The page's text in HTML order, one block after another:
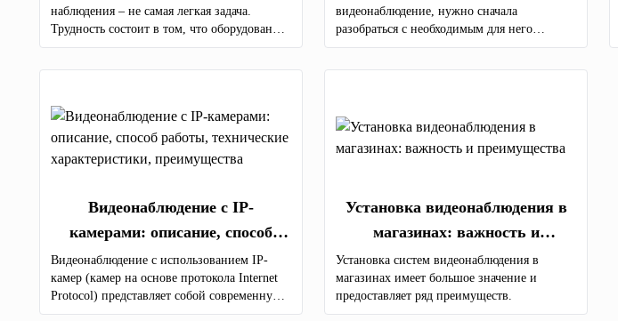
наблюдения – не самая легкая задача.
Трудность состоит в том, что оборудование,
передающее высокое качество изображения,
видеонаблюдение, нужно сначала
разобраться с необходимым для него
оборудованием. Комплектация систем
Видеонаблюдение с IP-
камерами: описание, способ
работы, технические
характеристики, преимущества
Видеонаблюдение с использованием IP-
камер (камер на основе протокола Internet
Protocol) представляет собой современную
и многофункциональную технологию для
Установка видеонаблюдения в
магазинах: важность и
преимущества
Установка систем видеонаблюдения в
магазинах имеет большое значение и
предоставляет ряд преимуществ.